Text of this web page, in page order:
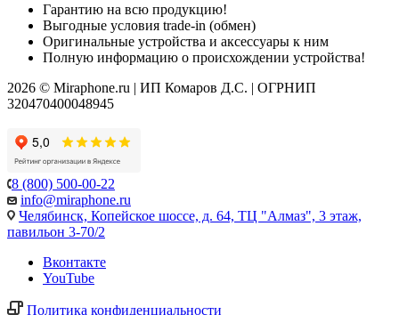
Гарантию на всю продукцию!
Выгодные условия trade-in (обмен)
Оригинальные устройства и аксессуары к ним
Полную информацию о происхождении устройства!
2026 © Miraphone.ru | ИП Комаров Д.С. | ОГРНИП
320470400048945
8 (800) 500-00-22
info@miraphone.ru
Челябинск, Копейское шоссе, д. 64, ТЦ "Алмаз", 3 этаж,
павильон 3-70/2
Вконтакте
YouTube
Политика конфиденциальности